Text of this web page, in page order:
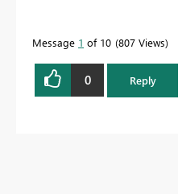
Message 1 of 10 807 Views
0 Reply